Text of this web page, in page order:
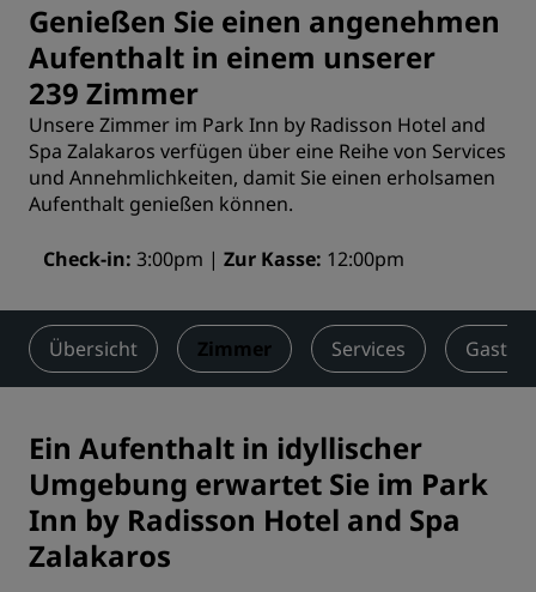
Genießen Sie einen angenehmen
Aufenthalt in einem unserer
239 Zimmer
Unsere Zimmer im Park Inn by Radisson Hotel and
Spa Zalakaros verfügen über eine Reihe von Services
und Annehmlichkeiten, damit Sie einen erholsamen
Aufenthalt genießen können.
Check-in 3:00pm Zur Kasse 12:00pm
Übersicht Zimmer Services
Ein Aufenthalt in idyllischer
Umgebung erwartet Sie im Park
Inn by Radisson Hotel and Spa
Zalakaros